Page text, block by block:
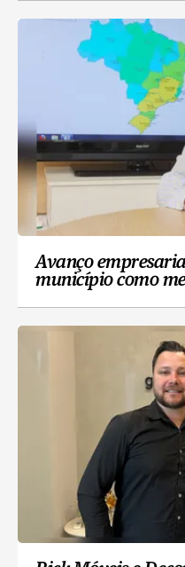
Avanço
município como